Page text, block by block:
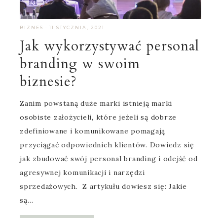
BIZNES · 11 STYCZNIA, 2021
Jak wykorzystywać personal
branding w swoim
biznesie?
Zanim powstaną duże marki istnieją marki
osobiste założycieli, które jeżeli są dobrze
zdefiniowane i komunikowane pomagają
przyciągać odpowiednich klientów. Dowiedz się
jak zbudować swój personal branding i odejść od
agresywnej komunikacji i narzędzi
sprzedażowych. Z artykułu dowiesz się: Jakie
są…